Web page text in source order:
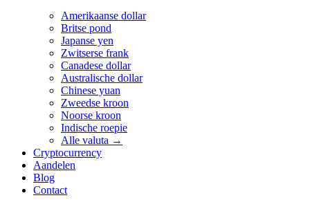
Amerikaanse dollar
Britse pond
Japanse yen
Zwitserse frank
Canadese dollar
Australische dollar
Chinese yuan
Zweedse kroon
Noorse kroon
Indische roepie
Alle valuta →
Cryptocurrency
Aandelen
Blog
Contact